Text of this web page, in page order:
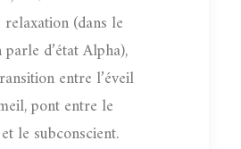
(dans le
d’état Alpha),
entre l’éveil
pont entre le
le subconscient.